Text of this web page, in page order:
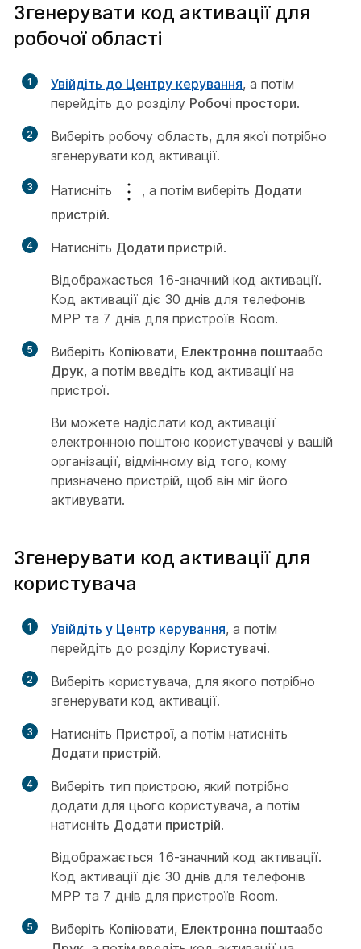
Згенерувати код активації для
робочої області
1 Увійдіть до Центру керування, а потім
перейдіть до розділу Робочі простори.
2
Виберіть робочу область, для якої потрібно
згенерувати код активації.
3 Натисніть , а потім виберіть Додати
пристрій.
4 Натисніть Додати пристрій.
Відображається 16-значний код активації.
Код активації діє 30 днів для телефонів
MPP та 7 днів для пристроїв Room.
5 Виберіть Копіювати, Електронна поштаабо
Друк, а потім введіть код активації на
пристрої.
Ви можете надіслати код активації
електронною поштою користувачеві у вашій
організації, відмінному від того, кому
призначено пристрій, щоб він міг його
активувати.
Згенерувати код активації для
користувача
1 Увійдіть у Центр керування, а потім
перейдіть до розділу Користувачі.
2
Виберіть користувача, для якого потрібно
згенерувати код активації.
3 Натисніть Пристрої, а потім натисніть
Додати пристрій.
4
Виберіть тип пристрою, який потрібно
додати для цього користувача, а потім
натисніть Додати пристрій.
Відображається 16-значний код активації.
Код активації діє 30 днів для телефонів
MPP та 7 днів для пристроїв Room.
5 Виберіть Копіювати, Електронна поштаабо